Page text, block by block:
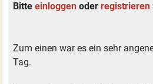
Bitteeinloggen oderregistrieren
Zum einen war es ein sehr
Tag.